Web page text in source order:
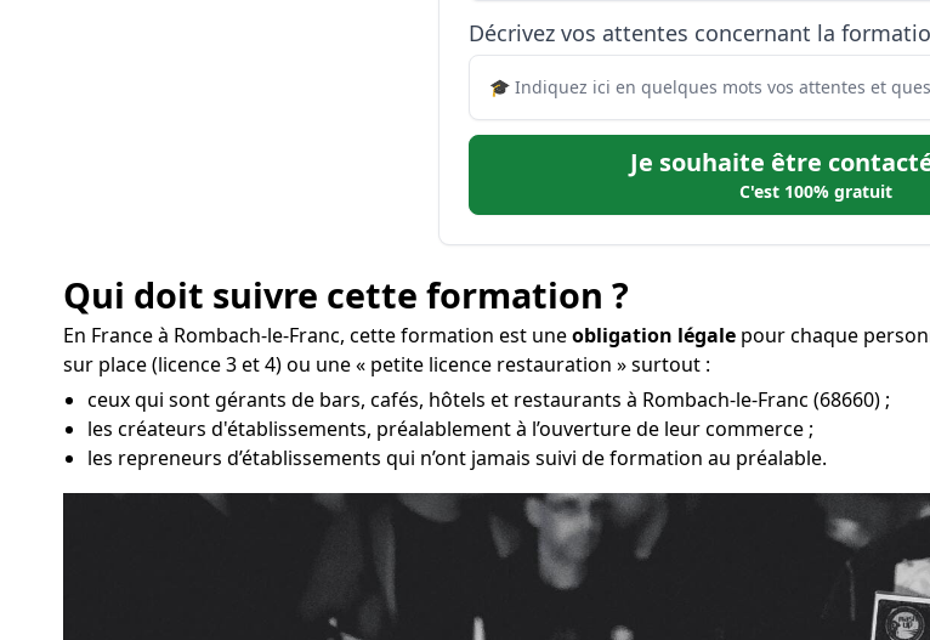
Décrivez vos attentes concernant la
Je souhaite être
C'est 100% gratuit
Qui doit suivre cette formation ?
En France à Rombach-le-Franc, cette formation est uneobligation légale pour chaque
sur place (licence 3 et 4) ou une « petite licence restauration » surtout :
ceux qui sont gérants de bars, cafés, hôtels et restaurants à Rombach-le-Franc (68660) ;
les créateurs d'établissements, préalablement à l’ouverture de leur commerce ;
les repreneurs d’établissements qui n’ont jamais suivi de formation au préalable.